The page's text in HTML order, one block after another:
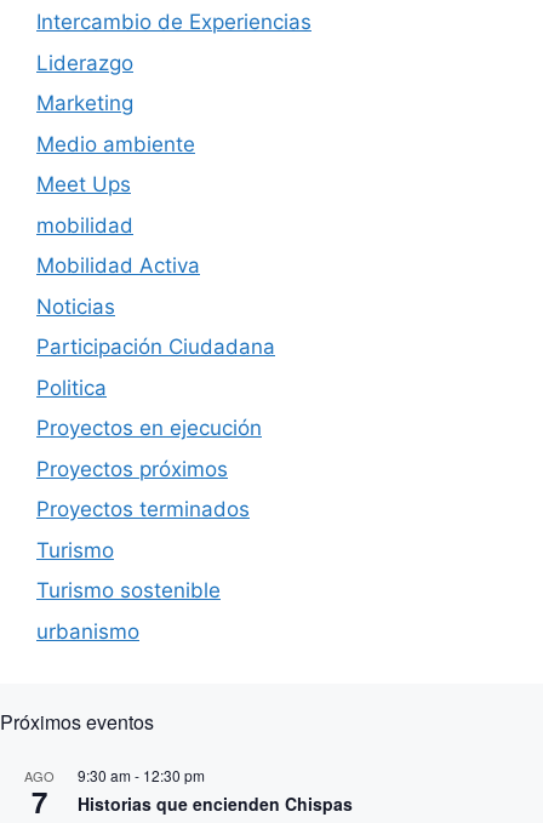
Intercambio de Experiencias
Liderazgo
Marketing
Medio ambiente
Meet Ups
mobilidad
Mobilidad Activa
Noticias
Participación Ciudadana
Politica
Proyectos en ejecución
Proyectos próximos
Proyectos terminados
Turismo
Turismo sostenible
urbanismo
Próximos eventos
AGO
7
9:30 am- 12:30 pm
Historias que encienden Chispas